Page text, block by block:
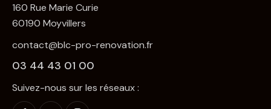
160 Rue Marie Curie
60190 Moyvillers
contact@blc-pro-renovation.fr
03 44 43 01 00
Suivez-nous sur les réseaux :